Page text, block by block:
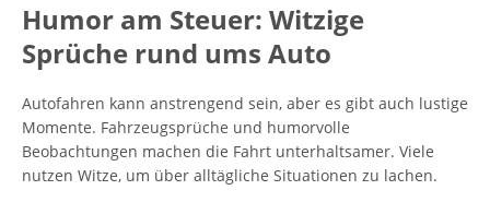
Humor am Steuer: Witzige
Sprüche rund ums Auto
Autofahren kann anstrengend sein, aber es gibt auch lustige
Momente. Fahrzeugsprüche und humorvolle
Beobachtungen machen die Fahrt unterhaltsamer. Viele
nutzen Witze, um über alltägliche Situationen zu lachen.